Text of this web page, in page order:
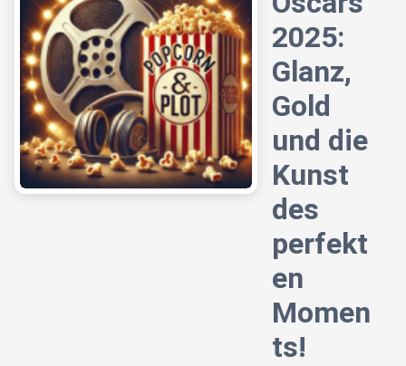
2025:
Glanz,
Gold
und die
Kunst
des
perfekt
en
Momen
ts!